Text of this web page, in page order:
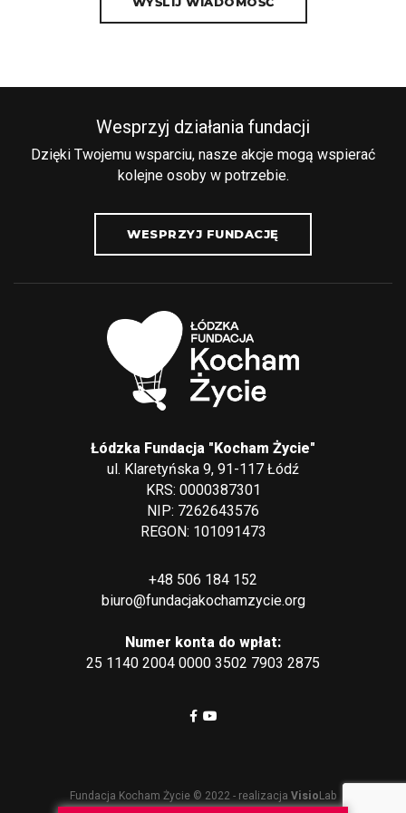
Wesprzyj działania fundacji
Dzięki Twojemu wsparciu, nasze akcje mogą wspierać
kolejne osoby w potrzebie.
WESPRZYJ FUNDACJĘ
Łódzka Fundacja "Kocham Życie"
ul. Klaretyńska 9, 91-117 Łódź
KRS: 0000387301
NIP: 7262643576
REGON: 101091473
+48 506 184 152
biuro@fundacjakochamzycie.org
Numer konta do wpłat:
25 1140 2004 0000 3502 7903 2875
Fundacja Kocham Życie © 2022 - realizacja Visio Lab